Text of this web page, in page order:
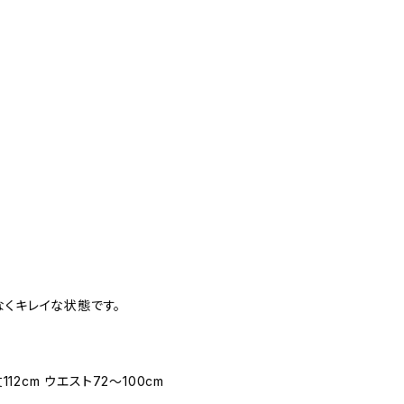
キレイな状態です。
ウエスト72〜100cm